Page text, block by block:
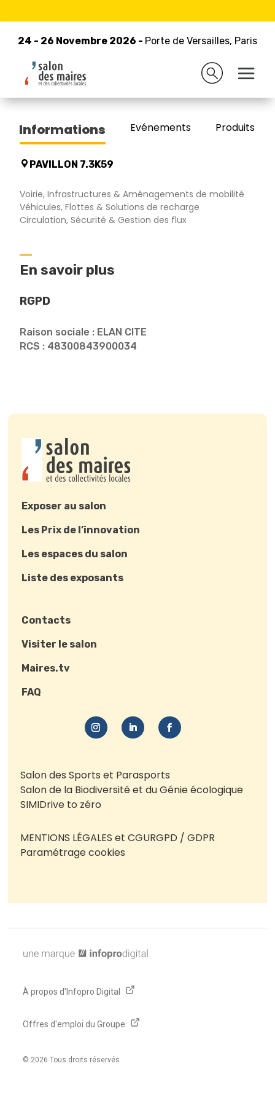
24 - 26 Novembre 2026 - Porte de Versailles, Paris
24 - 26 Novembre 2026 - Porte de Versailles, Paris
Retour à la liste des exposants
ELAN CITE
Informations Evénements Produits/
PAVILLON 7.3K59
Voirie, Infrastructures & Aménagements de mobilité
Véhicules, Flottes & Solutions de recharge
Circulation, Sécurité & Gestion des flux
En savoir plus
RGPD
Raison sociale : ELAN CITE
RCS : 48300843900034
Exposer au salon
Les Prix de l’innovation
Les espaces du salon
Liste des exposants
Contacts
Visiter le salon
Maires.tv
FAQ
Salon des Sports et Parasports
Salon de la Biodiversité et du Génie écologique
SIMIDrive to zéro
MENTIONS LÉGALES et CGURGPD / GDPR
Paramétrage cookies